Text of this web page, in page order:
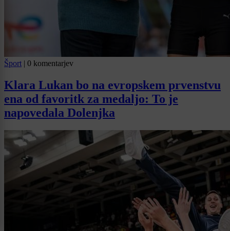
Šport | 0 komentarjev
Klara Lukan bo na evropskem prvenstvu
ena od favoritk za medaljo: To je
napovedala Dolenjka